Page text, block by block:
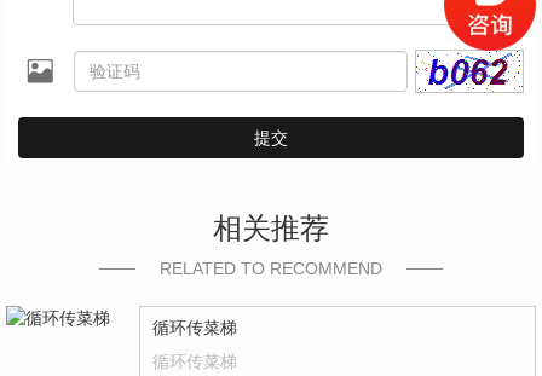
提交
相关推荐
RELATED TO RECOMMEND
循环传菜梯
循环传菜梯